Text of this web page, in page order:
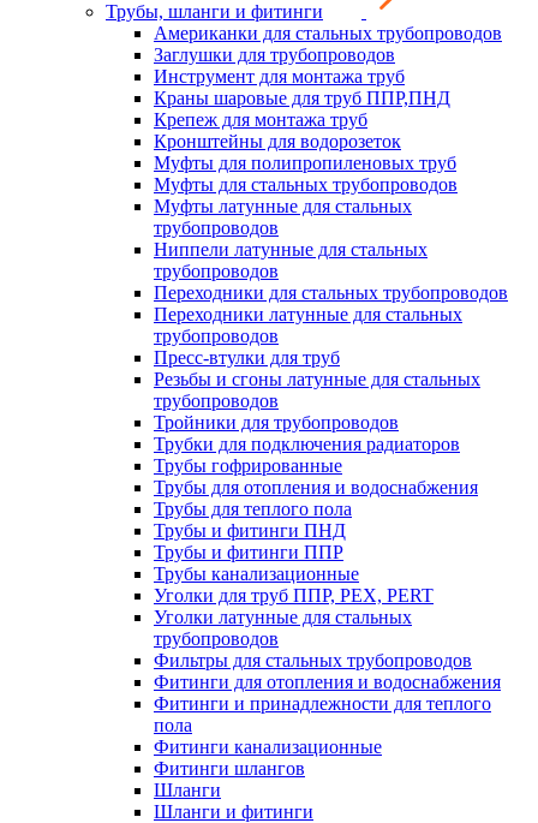
Трубы, шланги и фитинги
Американки для стальных трубопроводов
Заглушки для трубопроводов
Инструмент для монтажа труб
Краны шаровые для труб ППР,ПНД
Крепеж для монтажа труб
Кронштейны для водорозеток
Муфты для полипропиленовых труб
Муфты для стальных трубопроводов
Муфты латунные для стальных
трубопроводов
Ниппели латунные для стальных
трубопроводов
Переходники для стальных трубопроводов
Переходники латунные для стальных
трубопроводов
Пресс-втулки для труб
Резьбы и сгоны латунные для стальных
трубопроводов
Тройники для трубопроводов
Трубки для подключения радиаторов
Трубы гофрированные
Трубы для отопления и водоснабжения
Трубы для теплого пола
Трубы и фитинги ПНД
Трубы и фитинги ППР
Трубы канализационные
Уголки для труб ППР, PEX, PERT
Уголки латунные для стальных
трубопроводов
Фильтры для стальных трубопроводов
Фитинги для отопления и водоснабжения
Фитинги и принадлежности для теплого
пола
Фитинги канализационные
Фитинги шлангов
Шланги
Шланги и фитинги